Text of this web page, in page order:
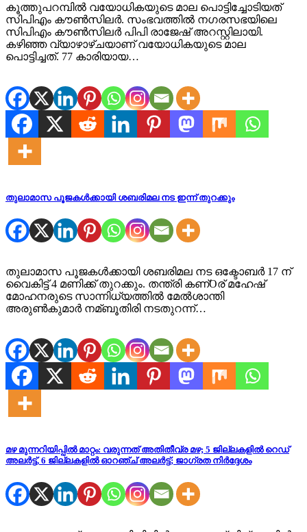
കൂത്തുപറമ്പിൽ വയോധികയുടെ മാല പൊട്ടിച്ചോടിയത്
സിപിഎം കൗൺസിലർ. സംഭവത്തിൽ നഗരസഭയിലെ
സിപിഎം കൗൺസിലർ പിപി രാജേഷ് അറസ്റ്റിലായി.
കഴിഞ്ഞ വ്യാഴാഴ്ചയാണ് വയോധികയുടെ മാല
പൊട്ടിച്ചത്. 77 കാരിയായ…
തുലാമാസ പൂജകള്‍ക്കായി ശബരിമല നട ഇന്ന് തുറക്കും
തുലാമാസ പൂജകള്‍ക്കായി ശബരിമല നട ഒക്ടോബർ 17 ന്
വൈകിട്ട് 4 മണിക്ക് തുറക്കും. തന്ത്രി കണ്Oര് മഹേഷ്
മോഹനരുടെ സാന്നിധ്യത്തില്‍ മേല്‍ശാന്തി
അരുണ്‍കുമാർ നമ്ബൂതിരി നടതുറന്ന്…
മഴ മുന്നറിയിപ്പിൽ മാറ്റം: വരുന്നത് അതിതീവ്ര മഴ; 5 ജില്ലകളിൽ റെഡ്
അലർട്ട്, 6 ജില്ലകളിൽ ഓറഞ്ച് അലർട്ട്; ജാഗ്രത നിർദ്ദേശം